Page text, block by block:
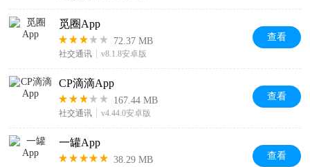
觅圈App
72.37 MB
社交通讯 v8.1.8安卓版
查看
CP滴滴App
167.44 MB
社交通讯 v4.44.0安卓版
查看
一罐App
38.29 MB 查看